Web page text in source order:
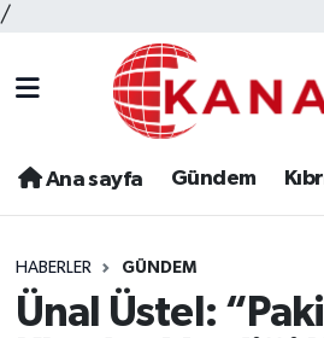
/
Ana sayfa Gündem
HABERLER GÜNDEM
Ünal Üstel: